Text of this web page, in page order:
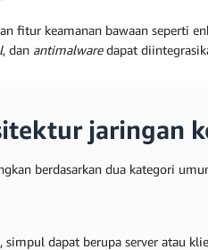
fitur keamanan bawaan seperti
, dan antimalwaredapat
jaringan
berdasarkan dua kategori
dapat berupa server atau